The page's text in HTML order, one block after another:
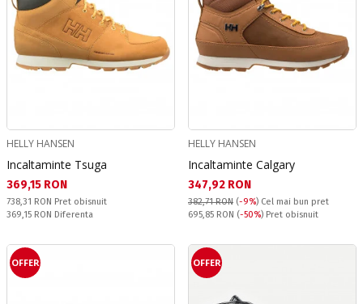
HELLY HANSEN
Incaltaminte Tsuga
Текуща цена:
369,15 RON
Pret obisnuit:
738,31 RON Pret obisnuit
Спестявате:
369,15 RON Diferenta
HELLY HANSEN
Incaltaminte Calgary
Текуща цена:
347,92 RON
382,71 RON (-9%) Cel mai bun pret
Pret obisnuit:
695,85 RON (-50%) Pret obisnuit
OFFER OFFER